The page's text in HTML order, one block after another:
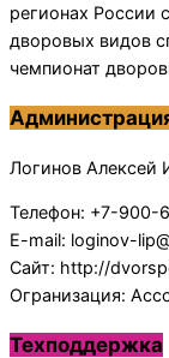
регионах России
дворовых видов
чемпионат
Логинов Алексей
Телефон: +7-900-
E-mail: loginov-
Сайт: http://
Огранизация:
Техподдержка